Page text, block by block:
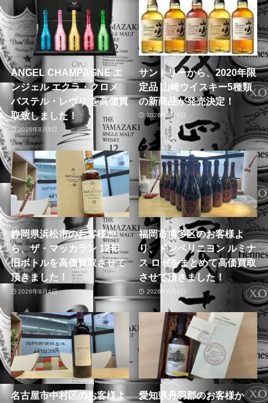
ANGEL CHAMPAGNE エ
ンジェル エクラ・クロメ
パステル・レヴリ を高価買
取致しました！
2026年8月5日
サントリーから、2020年限
定品 山崎ウイスキー5種類
の新商品が発売決定！
2026年8月5日
静岡県浜松市のお客様か
ら、ザ・マッカラン 12年
旧ボトルを高価買取させて
頂きました！
2026年8月4日
福岡市博多区のお客様よ
り、ドンペリニヨン ルミナ
ス ロゼをまとめて高価買取
させて頂きました！
2026年8月4日
名古屋市中村区のお客様よ
愛知県丹羽郡のお客様か